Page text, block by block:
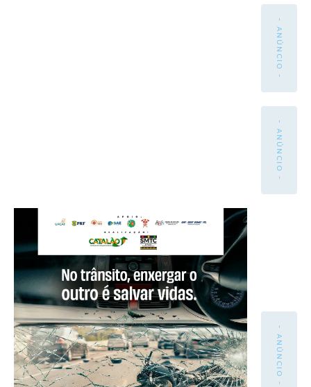
- ANÚNCIO -
- ANÚNCIO -
- ANÚNCIO -